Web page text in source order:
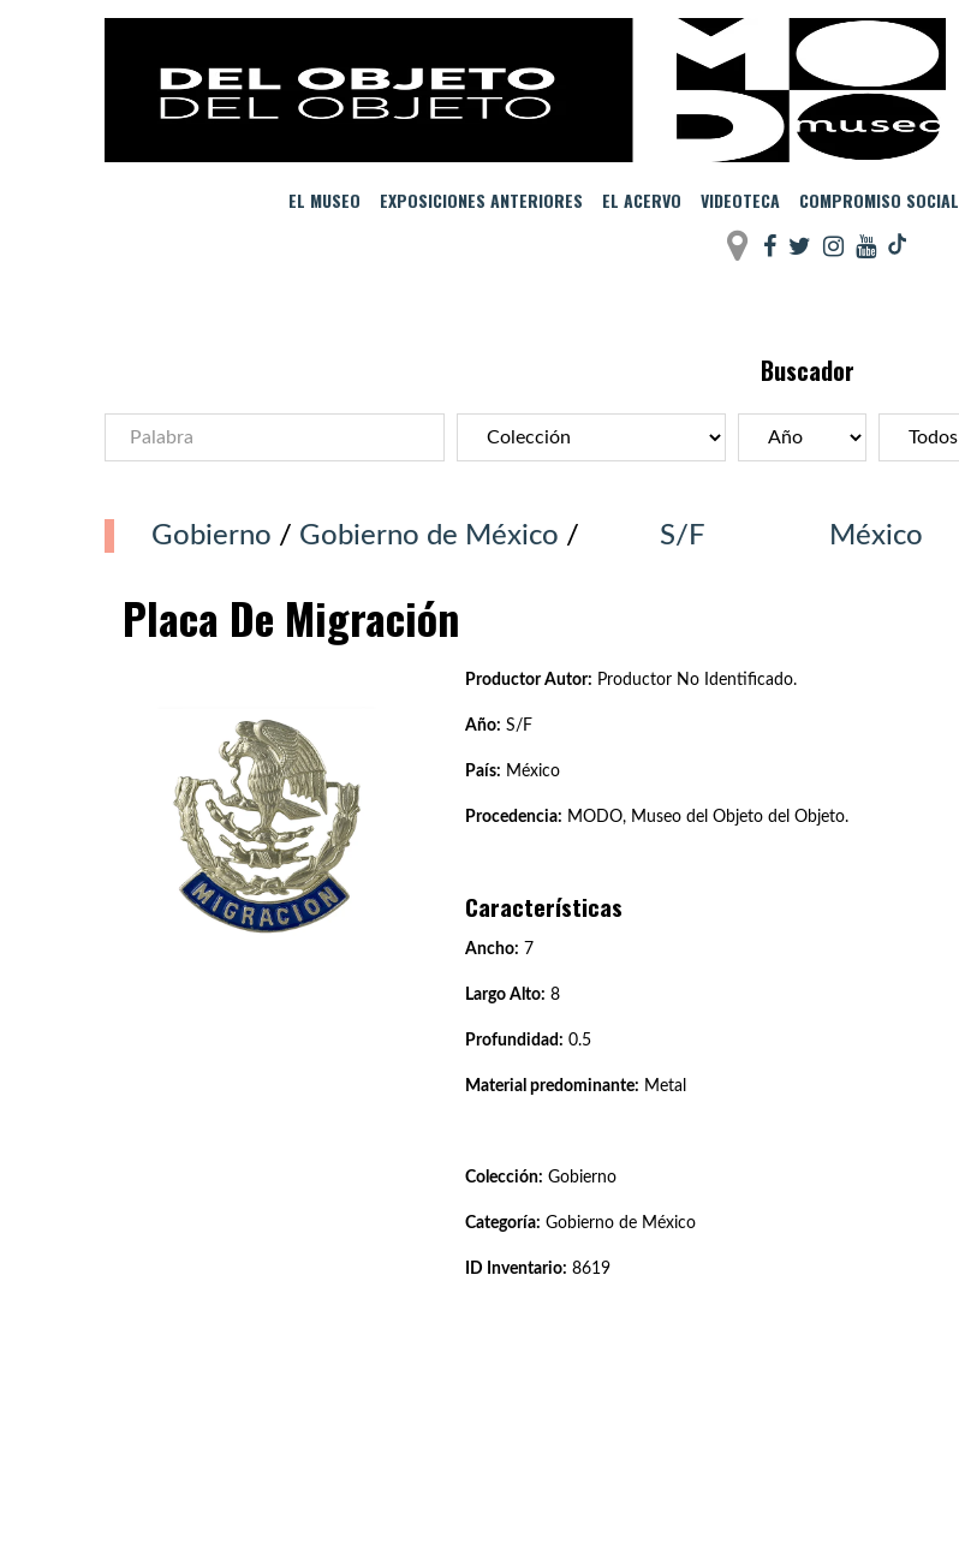
EL MUSEO EXPOSICIONES ANTERIORES EL ACERVO VIDEOTECA COMPROMISO SOCIAL
Buscador
Gobierno / Gobierno de México / S/F México
Placa De Migración
Productor Autor: Productor No Identificado.
Año: S/F
País: México
Procedencia: MODO, Museo del Objeto del Objeto.
Características
Ancho: 7
Largo Alto: 8
Profundidad: 0.5
Material predominante: Metal
Colección: Gobierno
Categoría: Gobierno de México
ID Inventario: 8619